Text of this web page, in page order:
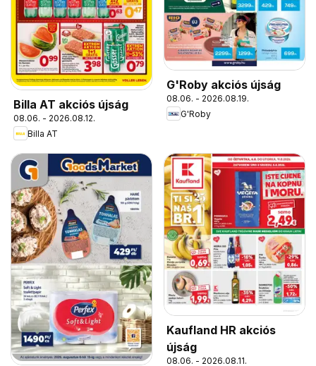
Billa AT akciós újság
08.06. - 2026.08.12.
Billa AT
G'Roby akciós újság
08.06. - 2026.08.19.
G'Roby
Kaufland HR akciós
újság
08.06. - 2026.08.11.